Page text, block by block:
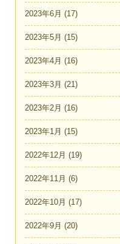
2023年6月 (17)
2023年5月 (15)
2023年4月 (16)
2023年3月 (21)
2023年2月 (16)
2023年1月 (15)
2022年12月 (19)
2022年11月 (6)
2022年10月 (17)
2022年9月 (20)